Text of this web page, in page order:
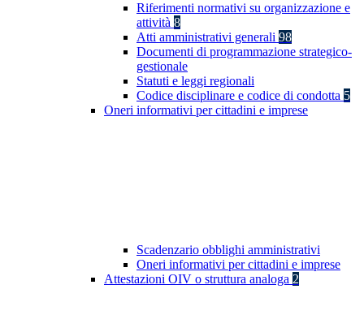
Riferimenti normativi su organizzazione e
attività 8
Atti amministrativi generali 98
Documenti di programmazione strategico-
gestionale
Statuti e leggi regionali
Codice disciplinare e codice di condotta 5
Oneri informativi per cittadini e imprese
Scadenzario obblighi amministrativi
Oneri informativi per cittadini e imprese
Attestazioni OIV o struttura analoga 2